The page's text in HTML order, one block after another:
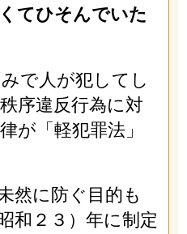
てひそんでいた
で人が犯してし
序違反行為に対
が「軽犯罪法」
然に防ぐ目的も
和２３）年に制定